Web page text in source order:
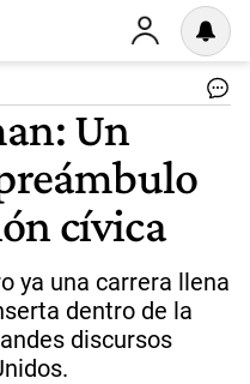
Un
cívica
ya una carrera llena
dentro de la
discursos